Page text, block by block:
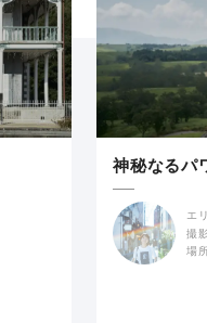
神秘なるパ
エ
撮
場